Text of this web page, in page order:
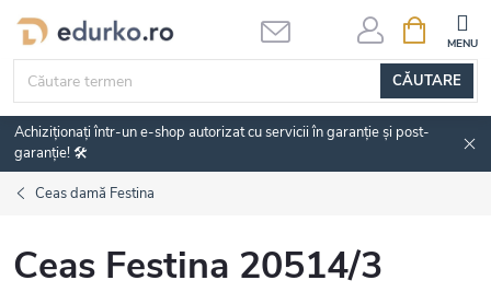
Treci
conținut
CĂUTARE
DE
Achiziționați într-un e-shop autorizat cu servicii în garanție și post-
garanție! 🛠️
Ceas damă Festina
Ceas Festina 20514/3